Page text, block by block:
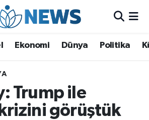
Ekonomi Dünya Politika
Trump ile
görüştük